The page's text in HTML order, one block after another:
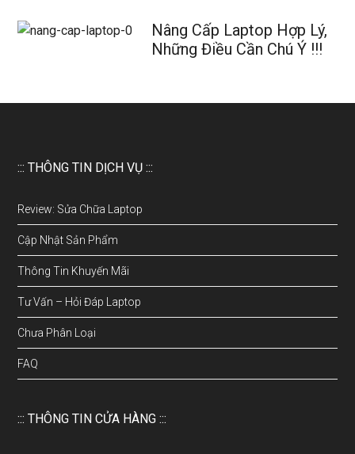
Nâng Cấp Laptop Hợp Lý,
Những Điều Cần Chú Ý !!!
::: THÔNG TIN DỊCH VỤ :::
Review: Sửa Chữa Laptop
Cập Nhật Sản Phẩm
Thông Tin Khuyến Mãi
Tư Vấn – Hỏi Đáp Laptop
Chưa Phân Loại
FAQ
::: THÔNG TIN CỬA HÀNG :::